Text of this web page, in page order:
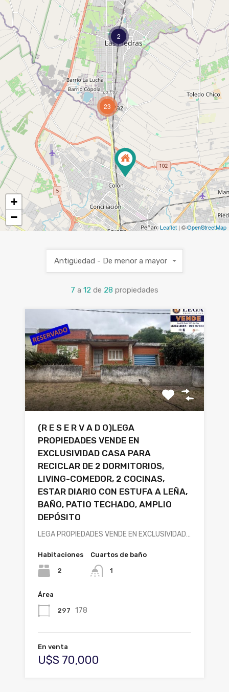
2
23
+
−
Leaflet | ©OpenStreetMap
7 a 12 de 28 propiedades
Antigüedad - De menor a mayor
(R E S E R V A D O)LEGA
PROPIEDADES VENDE EN
EXCLUSIVIDAD CASA PARA
RECICLAR DE 2 DORMITORIOS,
LIVING-COMEDOR, 2 COCINAS,
ESTAR DIARIO CON ESTUFA A LEÑA,
BAÑO, PATIO TECHADO, AMPLIO
DEPÓSITO
LEGA PROPIEDADES VENDE EN EXCLUSIVIDAD…
Habitaciones
2
Cuartos de baño
1
Área
297 178
En venta
U$S 70,000